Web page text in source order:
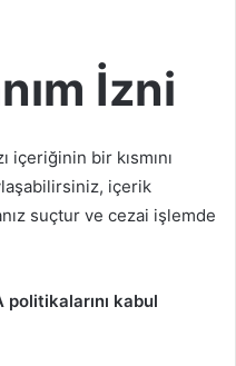
İzni
içeriğinin bir kısmını
içerik
suçtur ve cezai işlemde
politikalarını kabul